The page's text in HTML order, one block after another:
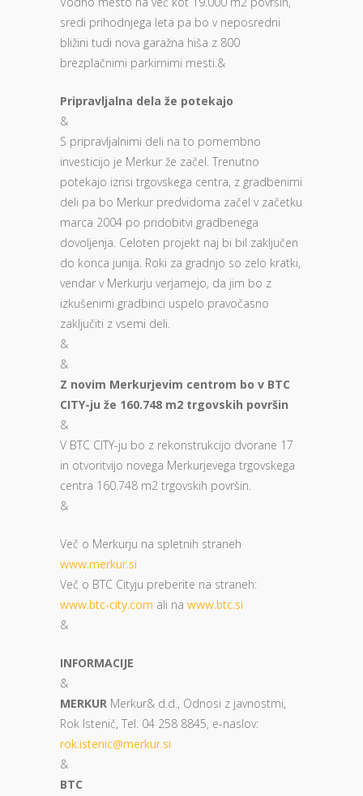
sredi prihodnjega leta pa bo v neposredni
bližini tudi nova garažna hiša z 800
brezplačnimi parkirnimi mesti.&
Pripravljalna dela že potekajo
&
S pripravljalnimi deli na to pomembno
investicijo je Merkur že začel. Trenutno
potekajo izrisi trgovskega centra, z gradbenimi
deli pa bo Merkur predvidoma začel v začetku
marca 2004 po pridobitvi gradbenega
dovoljenja. Celoten projekt naj bi bil zaključen
do konca junija. Roki za gradnjo so zelo kratki,
vendar v Merkurju verjamejo, da jim bo z
izkušenimi gradbinci uspelo pravočasno
zaključiti z vsemi deli.
&
&
Z novim Merkurjevim centrom bo v BTC
CITY-ju že 160.748 m2 trgovskih površin
&
V BTC CITY-ju bo z rekonstrukcijo dvorane 17
in otvoritvijo novega Merkurjevega trgovskega
centra 160.748 m2 trgovskih površin.
&
Več o Merkurju na spletnih straneh
www.merkur.si
Več o BTC Cityju preberite na straneh:
www.btc-city.com ali na www.btc.si
&
INFORMACIJE
&
MERKUR Merkur& d.d., Odnosi z javnostmi,
Rok Istenič, Tel. 04 258 8845, e-naslov:
rok.istenic@merkur.si
&
BTC